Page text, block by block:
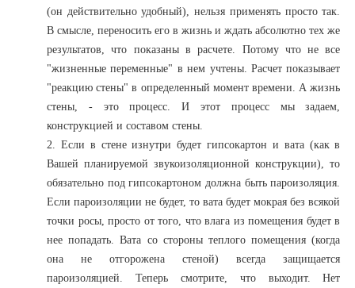
(он действительно удобный), нельзя применять просто так.
В смысле, переносить его в жизнь и ждать абсолютно тех же
результатов, что показаны в расчете. Потому что не все
"жизненные переменные" в нем учтены. Расчет показывает
"реакцию стены" в определенный момент времени. А жизнь
стены, - это процесс. И этот процесс мы задаем,
конструкцией и составом стены.
2. Если в стене изнутри будет гипсокартон и вата (как в
Вашей планируемой звукоизоляционной конструкции), то
обязательно под гипсокартоном должна быть пароизоляция.
Если пароизоляции не будет, то вата будет мокрая без всякой
точки росы, просто от того, что влага из помещения будет в
нее попадать. Вата со стороны теплого помещения (когда
она не отгорожена стеной) всегда защищается
пароизоляцией. Теперь смотрите, что выходит. Нет